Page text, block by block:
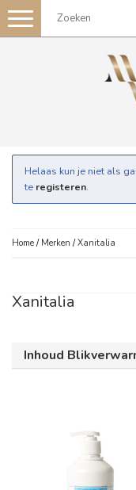
Toggle
navigation
Helaas kun je niet als
te registeren.
Home / Merken /Xanitalia
Xanitalia
Inhoud